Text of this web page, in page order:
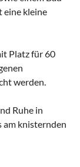
eine kleine
Platz für 60
werden.
Ruhe in
am knisternden